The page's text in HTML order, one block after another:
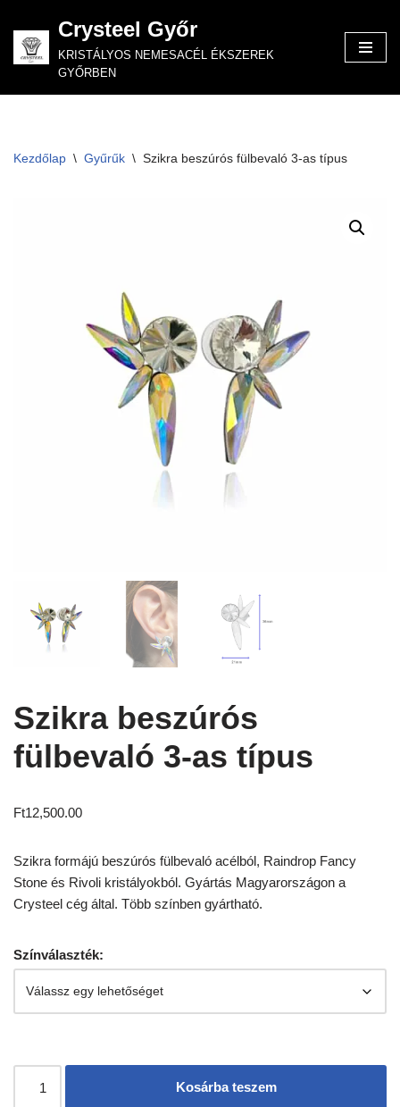
Skip
to
Crysteel Győr
KRISTÁLYOS NEMESACÉL ÉKSZEREK
GYŐRBEN
Kezdőlap \ Gyűrűk \ Szikra beszúrós fülbevaló 3-as típus
Szikra beszúrós
fülbevaló 3-as típus
Ft12,500.00
Szikra formájú beszúrós fülbevaló acélból, Raindrop Fancy
Stone és Rivoli kristályokból. Gyártás Magyarországon a
Crysteel cég által. Több színben gyártható.
Színválaszték:
Kosárba teszem